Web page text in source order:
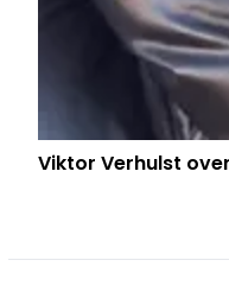
Viktor Verhulst